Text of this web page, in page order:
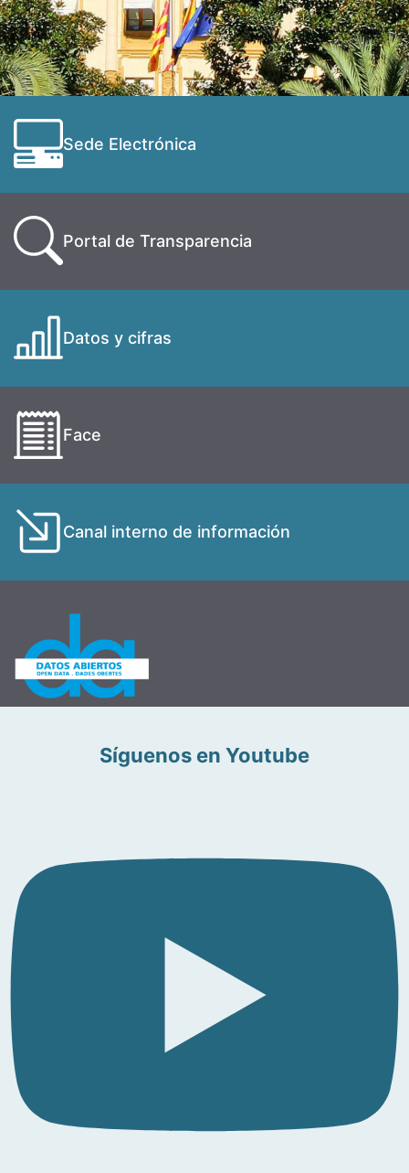
Sede Electrónica
Portal de Transparencia
Datos y cifras
Face
Canal interno de información
Síguenos en Youtube